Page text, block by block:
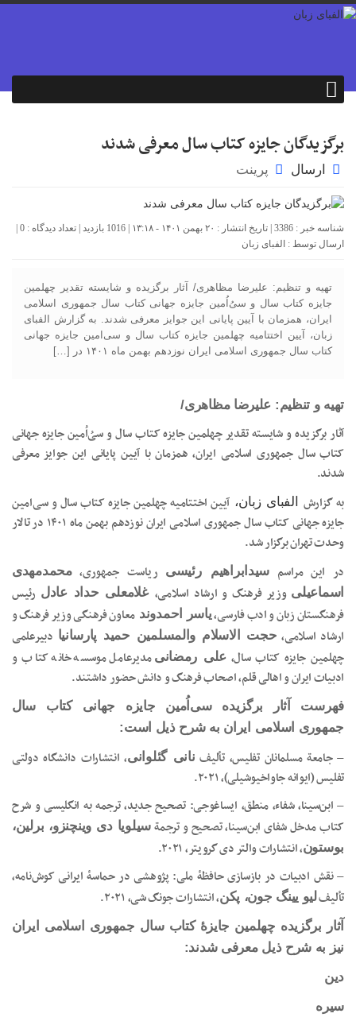
برگزیدگان جایزه کتاب سال معرفی شدند
ارسال پرینت
شناسه خبر : 3386 | تاریخ انتشار : ۲۰ بهمن ۱۴۰۱ - ۱۳:۱۸ | 1016 بازدید | تعداد دیدگاه : 0
ارسال توسط : الفبای زبان
تهیه و تنظیم: علیرضا مظاهری/ آثار برگزیده و شایسته تقدیر چهلمین
جایزه کتاب سال و سی‌ُاُمین جایزه جهانی کتاب سال جمهوری اسلامی
ایران، همزمان با آیین پایانی این جوایز معرفی شدند. به گزارش الفبای
زبان، آیین اختتامیه چهلمین جایزه کتاب سال و سی‌امین جایزه جهانی
کتاب سال جمهوری اسلامی ایران نوزدهم بهمن ماه ۱۴۰۱ در […]
تهیه و تنظیم: علیرضا مظاهری/
آثار برگزیده و شایسته تقدیر چهلمین جایزه کتاب سال و سی‌ُاُمین جایزه جهانی
کتاب سال جمهوری اسلامی ایران، همزمان با آیین پایانی این جوایز معرفی
شدند.
به گزارش الفبای زبان، آیین اختتامیه چهلمین جایزه کتاب سال و سی‌امین
جایزه جهانی کتاب سال جمهوری اسلامی ایران نوزدهم بهمن ماه ۱۴۰۱ در تالار
وحدت تهران برگزار شد.
در این مراسم سیدابراهیم رئیسی ریاست جمهوری،محمدمهدی
اسماعیلی وزیر فرهنگ و ارشاد اسلامی، غلامعلی حداد عادل رئیس
فرهنگستان زبان و ادب فارسی،یاسر احمدوند معاون فرهنگی وزیر فرهنگ و
ارشاد اسلامی، حجت الاسلام والمسلمین حمید پارسانیا دبیرعلمی
چهلمین جایزه کتاب سال، علی رمضانی مدیرعامل موسسه خانه کتاب و
ادبیات ایران و اهالی قلم، اصحاب فرهنگ و دانش حضور داشتند.
فهرست آثار برگزیده سی‌اُمین جایزه جهانی کتاب سال
جمهوری اسلامی ایران به شرح ذیل است:
– جامعة مسلمانان تفلیس، تألیف نانی گئلوانی، انتشارات دانشگاه دولتی
تفلیس (ایوانه جاواخیوشیلی)، ۲۰۲۱.
– ابن‌سینا، شفاء، منطق، ایساغوجی: تصحیح جدید، ترجمه به انگلیسی و شرح
کتاب مدخل شفای ابن‌سینا، تصحیح و ترجمةسیلویا دی وینچنزو، برلین،
بوستون، انتشارات والتر دی گرویتر، ۲۰۲۱.
– نقش ادبیات در بازسازی حافظۀ ملی: پژوهشی در حماسۀ ایرانی کوش‌نامه،
تألیفلیو یینگ جون، پکن، انتشارات جونگ شی، ۲۰۲۱.
آثار برگزیده چهلمین جایزۀ کتاب سال جمهوری اسلامی ایران
نیز به شرح ذیل معرفی شدند:
دین
سیره